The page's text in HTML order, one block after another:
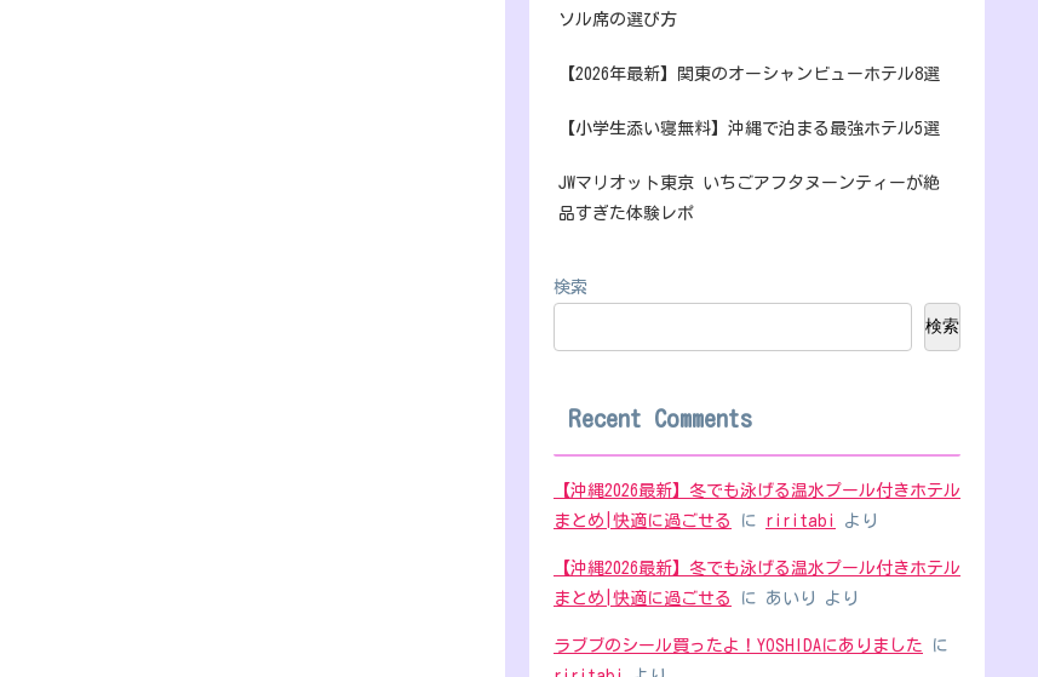
ソル席の選び方
【2026年最新】関東のオーシャンビューホテル8選
【小学生添い寝無料】沖縄で泊まる最強ホテル5選
JWマリオット東京 いちごアフタヌーンティーが絶
品すぎた体験レポ
検索
検索
Recent Comments
【沖縄2026最新】冬でも泳げる温水プール付きホテル
まとめ|快適に過ごせる
に riritabi より
【沖縄2026最新】冬でも泳げる温水プール付きホテル
まとめ|快適に過ごせる
に あいり より
ラブブのシール買ったよ！YOSHIDAにありました に